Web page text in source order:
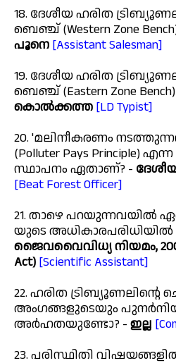
18. ദേശീയ ഹരിത
ബെഞ്ച് (Western Zone
പൂനെ [Assistant Salesman]
19. ദേശീയ ഹരിത
ബെഞ്ച് (Eastern Zone
കൊൽക്കത്ത [LD Typist]
20. 'മലിനീകരണം
(Polluter Pays Principle)
സ്ഥാപനം ഏതാണ്? -
[Beat Forest Officer]
21. താഴെ പറയുന്നവയിൽ
യുടെ
ജൈവവൈവിധ്യ നിയമം, 2002
Act) [Scientific Assistant]
22. ഹരിത
അംഗങ്ങളുടെയും
അർഹതയുണ്ടോ? - ഇല്ല
23. പരിസ്ഥിതി